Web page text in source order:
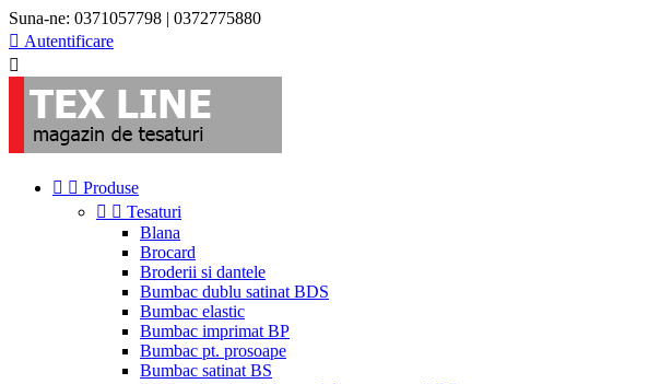
Suna-ne: 0371057798 | 0372775880
 Autentificare

  Produse
  Tesaturi
Blana
Brocard
Broderii si dantele
Bumbac dublu satinat BDS
Bumbac elastic
Bumbac imprimat BP
Bumbac pt. prosoape
Bumbac satinat BS